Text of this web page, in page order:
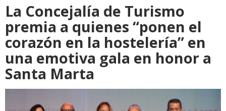
La Concejalía de Turismo
premia a quienes “ponen el
corazón en la hostelería” en
una emotiva gala en honor a
Santa Marta